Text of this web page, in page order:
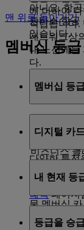
에 더하여
적립됩니다.
네트워크상
내 노선에는
다.
등급 마일
이코노미
비즈니스 클
아니요. 항
콴타스 항공
있습니다.
맨 위로 돌아가기
멤버십 등
멤버십 등
에미레이트
는 다양한
그레이드,
다양한 특전
등급별로
혜택페이지
디지털 카
아니요. 에
한 여행을
러한 노력
물 멤버십
애서 여행
내 현재 등
새 등급으
행됩니다.
등급을 승